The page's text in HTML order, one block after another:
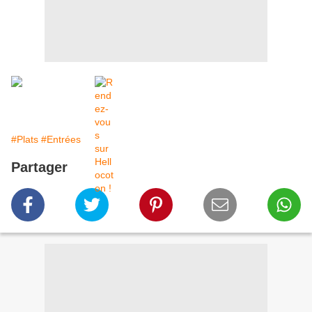
#Plats #Entrées
Partager